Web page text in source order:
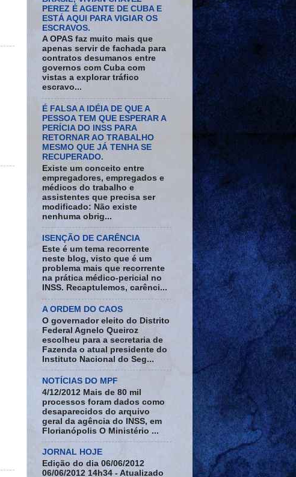
PEREZ É AGENTE DE CUBA E
ESTÁ AQUI PARA VIGIAR OS
ESCRAVOS.
A OPAS faz muito mais que
apenas servir de fachada para
contratos desumanos entre
governos com Cuba com
vistas a explorar tráfico
escravo...
É FALSA A IDÉIA DE QUE A
PESSOA TEM QUE ESPERAR A
PERÍCIA DO INSS PARA
RETORNAR AO TRABALHO
MESMO QUE JÁ TENHA SE
RECUPERADO.
Existe um conceito entre
empregadores, empregados e
médicos do trabalho e
assistentes que precisa ser
modificado: Não existe
nenhuma obrig...
ISENÇÃO DE CARÊNCIA
Este é um tema recorrente
neste blog, visto que é um
problema mais que recorrente
na prática médico-pericial no
INSS. Recaptulemos, carênci...
A ORDEM DO CAOS
O governador eleito do Distrito
Federal Agnelo Queiroz
escolheu para a secretaria de
Fazenda o atual presidente do
Instituto Nacional do Seg...
NOTÍCIAS DO MPF
4/12/2012 Mais de 80 mil
processos foram dados como
desaparecidos do arquivo
geral da agência do INSS, em
Florianópolis O Ministério ...
JORNAL HOJE
Edição do dia 06/06/2012
06/06/2012 14h34 - Atualizado